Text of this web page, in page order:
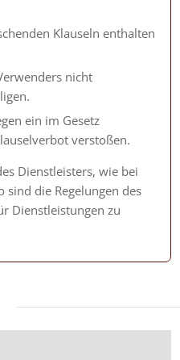
Klauseln enthalten
nicht
ein im Gesetz
verstoßen.
Dienstleisters, wie bei
die Regelungen des
Dienstleistungen zu